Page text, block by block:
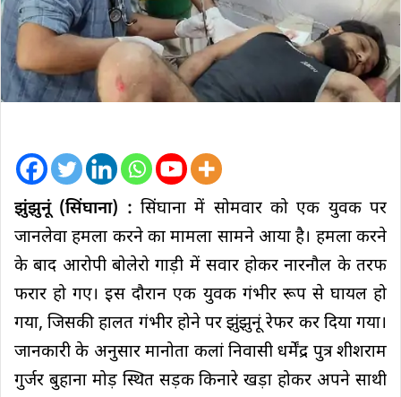
झुंझुनूं (सिंघाना) : सिंघाना में सोमवार को एक युवक पर
जानलेवा हमला करने का मामला सामने आया है। हमला करने
के बाद आरोपी बोलेरो गाड़ी में सवार होकर नारनौल के तरफ
फरार हो गए। इस दौरान एक युवक गंभीर रूप से घायल हो
गया, जिसकी हालत गंभीर होने पर झुंझुनूं रेफर कर दिया गया।
जानकारी के अनुसार मानोता कलां निवासी धर्मेंद्र पुत्र शीशराम
गुर्जर बुहाना मोड़ स्थित सड़क किनारे खड़ा होकर अपने साथी